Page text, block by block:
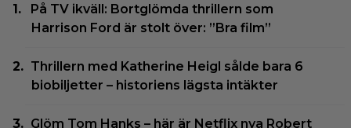
På TV ikväll: Bortglömda thrillern som
Harrison Ford är stolt över: ”Bra film”
Thrillern med Katherine Heigl sålde bara 6
biobiljetter – historiens lägsta intäkter
Glöm Tom Hanks – här är Netflix nya Robert